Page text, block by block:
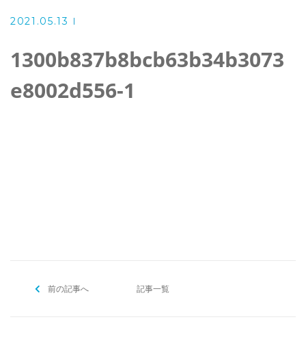
掲示事項
2021.05.13
1300b837b8bcb63b34b3073
e8002d556-1
前の記事へ 記事一覧